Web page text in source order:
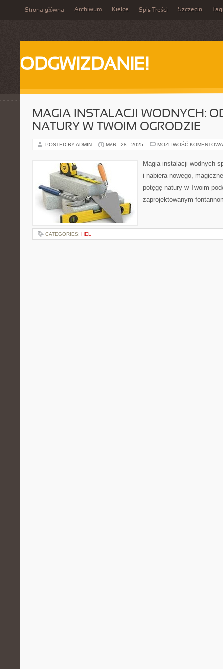
Strona główna Archiwum Kielce Spis Treści Szczecin Tagi
ODGWIZDANIE!
MAGIA INSTALACJI WODNYCH:
NATURY W TWOIM OGRODZIE
POSTED BY ADMIN MAR - 28 - 2025 MOŻLIWOŚĆ
Magia instalacji wodnych
i nabiera nowego,
potęgę natury w Twoim
zaprojektowanym
CATEGORIES: HEL